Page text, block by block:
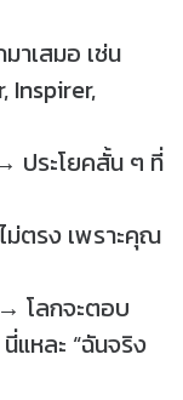
เสมอ เช่น
Inspirer,
ประโยคสั้น ๆ ที่
ม่ตรง เพราะคุณ
โลกจะตอบ
แหละ “ฉันจริง